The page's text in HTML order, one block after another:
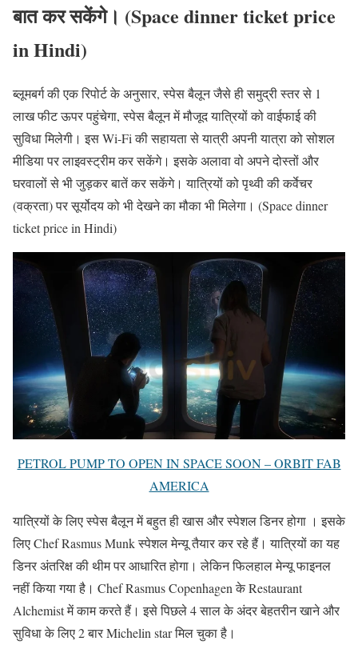
बात कर सकेंगे। (Space dinner ticket price
in Hindi)
ब्लूमबर्ग की एक रिपोर्ट के अनुसार, स्पेस बैलून जैसे ही समुद्री स्तर से 1
लाख फीट ऊपर पहुंचेगा, स्पेस बैलून में मौजूद यात्रियों को वाईफाई की
सुविधा मिलेगी। इस Wi-Fi की सहायता से यात्री अपनी यात्रा को सोशल
मीडिया पर लाइवस्ट्रीम कर सकेंगे। इसके अलावा वो अपने दोस्तों और
घरवालों से भी जुड़कर बातें कर सकेंगे। यात्रियों को पृथ्वी की कर्वेचर
(वक्रता) पर सूर्योदय को भी देखने का मौका भी मिलेगा। (Space dinner
ticket price in Hindi)
PETROL PUMP TO OPEN IN SPACE SOON – ORBIT FAB
AMERICA
यात्रियों के लिए स्पेस बैलून में बहुत ही खास और स्पेशल डिनर होगा । इसके
लिए Chef Rasmus Munk स्पेशल मेन्यू तैयार कर रहे हैं। यात्रियों का यह
डिनर अंतरिक्ष की थीम पर आधारित होगा। लेकिन फिलहाल मेन्यू फाइनल
नहीं किया गया है। Chef Rasmus Copenhagen के Restaurant
Alchemist में काम करते हैं। इसे पिछले 4 साल के अंदर बेहतरीन खाने और
सुविधा के लिए 2 बार Michelin star मिल चुका है।